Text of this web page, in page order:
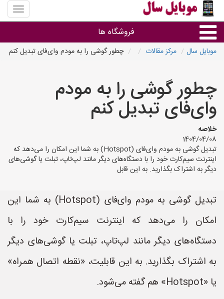
منوی
سایت
سال
فروشگاه ها
سایر گروه ها
فروشگاه های موبایل
موبایل سال مرکز مقالات چطور گوشی را به مودم وای‌فای تبدیل کنم
چطور گوشی را به مودم
وای‌فای تبدیل کنم
خلاصه
1404/04/08
تبدیل گوشی به مودم وای‌فای (Hotspot) به شما این امکان را می‌دهد که
اینترنت سیم‌کارت خود را با دستگاه‌های دیگر مانند لپ‌تاپ، تبلت یا گوشی‌های
دیگر به اشتراک بگذارید. به این قابل
تبدیل گوشی به مودم وای‌فای (Hotspot) به شما این
امکان را می‌دهد که اینترنت سیم‌کارت خود را با
دستگاه‌های دیگر مانند لپ‌تاپ، تبلت یا گوشی‌های دیگر
به اشتراک بگذارید. به این قابلیت، «نقطه اتصال همراه»
یا «Hotspot» هم گفته می‌شود.